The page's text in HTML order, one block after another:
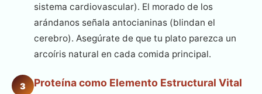
sistema cardiovascular). El morado de los
arándanos señala antocianinas (blindan el
cerebro). Asegúrate de que tu plato parezca un
arcoíris natural en cada comida principal.
3 Proteína como Elemento Estructural Vital